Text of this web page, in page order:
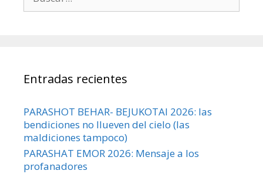
Entradas recientes
PARASHOT BEHAR- BEJUKOTAI 2026: las
bendiciones no llueven del cielo (las
maldiciones tampoco)
PARASHAT EMOR 2026: Mensaje a los
profanadores